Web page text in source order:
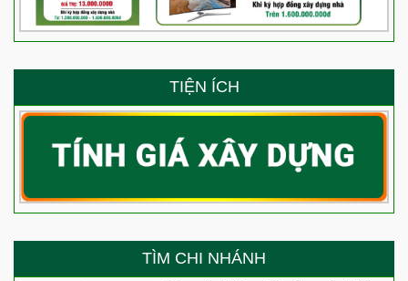
TIỆN ÍCH
TÌM CHI NHÁNH